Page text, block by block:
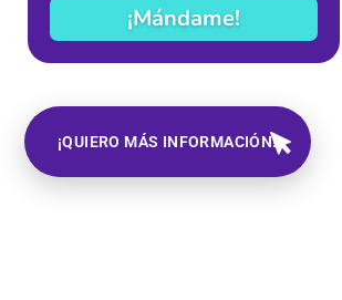
¡Mándame!
¡QUIERO MÁS INFORMACIÓN!